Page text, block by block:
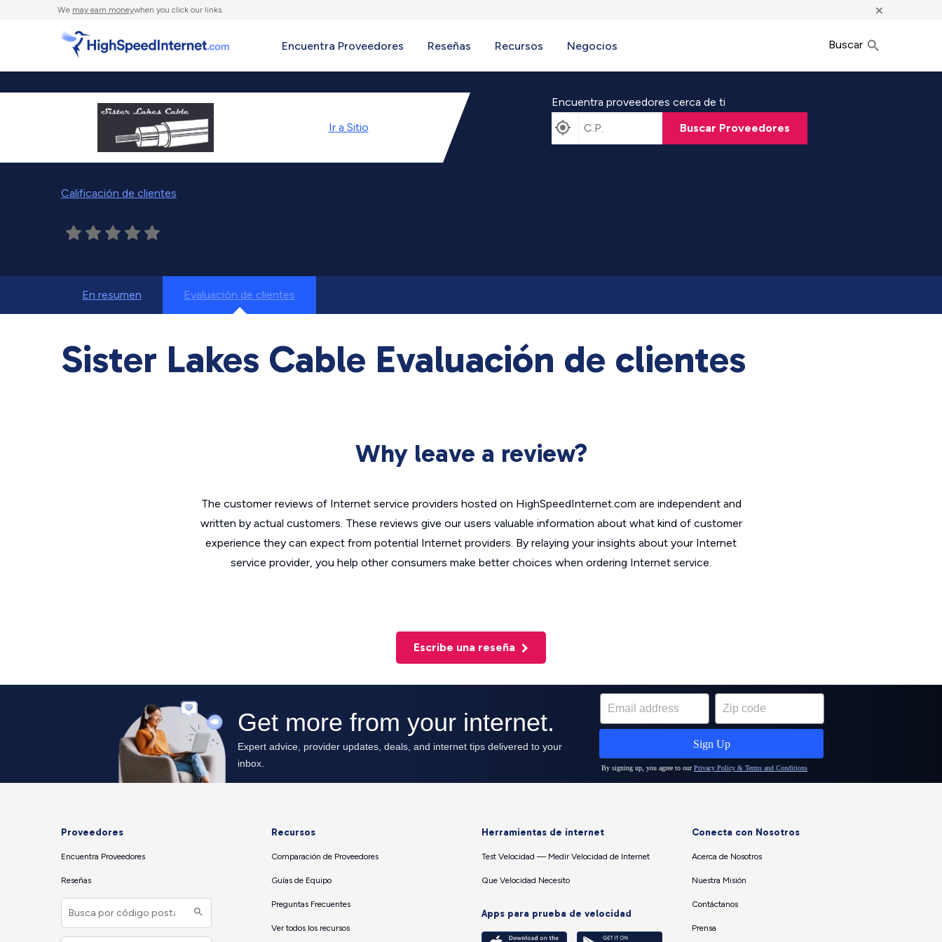
We may earn moneywhen you click our links. ×
Encuentra Proveedores Reseñas Recursos Negocios Buscar
Ir a Sitio
Calificación de clientes
Encuentra proveedores cerca de ti
Buscar Proveedores
En resumen Evaluación de clientes
Sister Lakes Cable Evaluación de clientes
Why leave a review?
The customer reviews of Internet service providers hosted on HighSpeedInternet.com are independent and
written by actual customers. These reviews give our users valuable information about what kind of customer
experience they can expect from potential Internet providers. By relaying your insights about your Internet
service provider, you help other consumers make better choices when ordering Internet service.
Escribe una reseña
Proveedores
Encuentra Proveedores
Reseñas
Recursos
Comparación de Proveedores
Guías de Equipo
Preguntas Frecuentes
Ver todos los recursos
Herramientas de internet
Test Velocidad — Medir Velocidad de Internet
Que Velocidad Necesito
Apps para prueba de velocidad
Conecta con Nosotros
Acerca de Nosotros
Nuestra Misión
Contáctanos
Prensa